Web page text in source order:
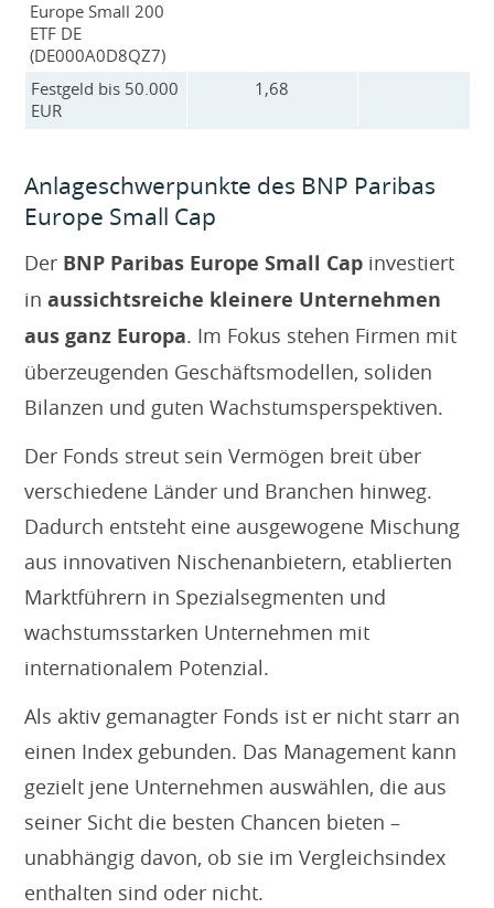
Europe Small 200
ETF DE
(DE000A0D8QZ7)
Festgeld bis 50.000
EUR
1,68
Anlageschwerpunkte des BNP Paribas
Europe Small Cap
Der BNP Paribas Europe Small Capinvestiert
in aussichtsreiche kleinere Unternehmen
aus ganz Europa. Im Fokus stehen Firmen mit
überzeugenden Geschäftsmodellen, soliden
Bilanzen und guten Wachstumsperspektiven.
Der Fonds streut sein Vermögen breit über
verschiedene Länder und Branchen hinweg.
Dadurch entsteht eine ausgewogene Mischung
aus innovativen Nischenanbietern, etablierten
Marktführern in Spezialsegmenten und
wachstumsstarken Unternehmen mit
internationalem Potenzial.
Als aktiv gemanagter Fonds ist er nicht starr an
einen Index gebunden. Das Management kann
gezielt jene Unternehmen auswählen, die aus
seiner Sicht die besten Chancen bieten –
unabhängig davon, ob sie im Vergleichsindex
enthalten sind oder nicht.